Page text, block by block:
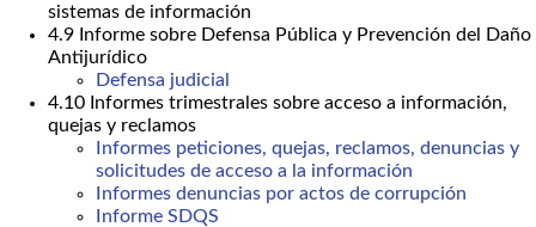
sistemas de información
4.9 Informe sobre Defensa Pública y Prevención del Daño
Antijurídico
Defensa judicial
4.10 Informes trimestrales sobre acceso a información,
quejas y reclamos
Informes peticiones, quejas, reclamos, denuncias y
solicitudes de acceso a la información
Informes denuncias por actos de corrupción
Informe SDQS